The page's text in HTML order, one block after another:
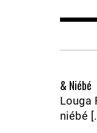
& Niébé
Louga
niébé